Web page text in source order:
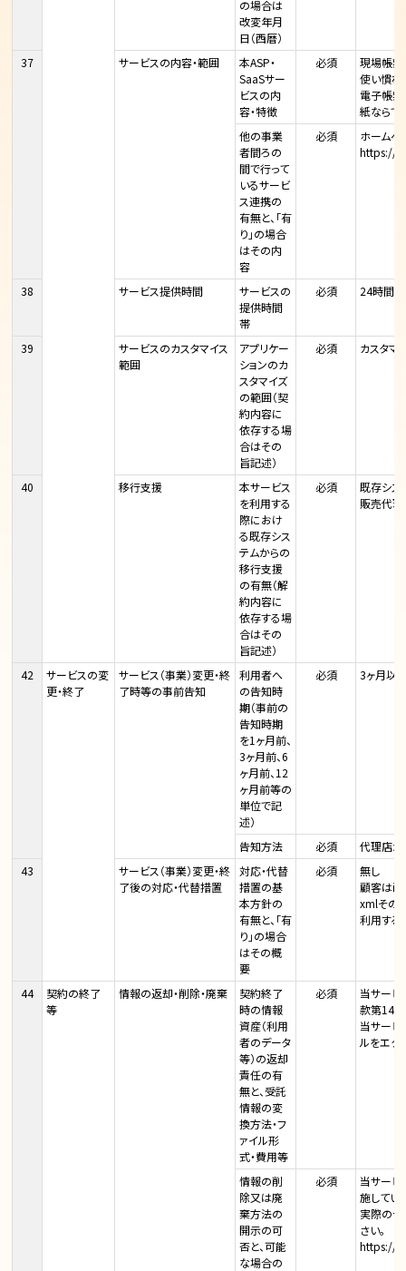
の場合は
改変年月
日（西暦）
37 サービスの内容・範囲
本ASP・
SaaSサー
ビスの内
容・特徴
必須
現場帳票
使い慣れ
電子帳票
紙ならで
他の事業
者間ろの
間で行って
いるサービ
ス連携の
有無と、「有
り」の場合
はその内
容
必須
ホームペ
https://i-
38 サービス提供時間
サービスの
提供時間
帯
必須 24時間
39
サービスのカスタマイス
範囲
アプリケー
ションのカ
スタマイズ
の範囲（契
約内容に
依存する場
合はその
旨記述）
必須 カスタマ
40 移行支援
本サービス
を利用する
際におけ
る既存シス
テムからの
移行支援
の有無（解
約内容に
依存する場
合はその
旨記述）
必須
既存シス
販売代理
42
サービスの変
更・終了
サービス（事業）変更・終
了時等の事前告知
利用者へ
の告知時
期（事前の
告知時期
を1ヶ月前、
3ヶ月前、6
ヶ月前、12
ヶ月前等の
単位で記
述）
必須 3ヶ月以
告知方法 必須
代理店か
43
サービス（事業）変更・終
了後の対応・代替措置
対応・代替
措置の基
本方針の
有無と、「有
り」の場合
はその概
要
必須
無し
顧客はi-
xmlその
利用する
44
契約の終了
等
情報の返却・削除・廃棄
契約終了
時の情報
資産（利用
者のデータ
等）の返却
責任の有
無と、受託
情報の変
換方法・フ
ァイル形
式・費用等
必須
当サービ
款第14
当サービ
ルをエク
情報の削
除又は廃
棄方法の
開示の可
否と、可能
な場合の
必須
当サービ
施してい
実際のデ
さい。
https://